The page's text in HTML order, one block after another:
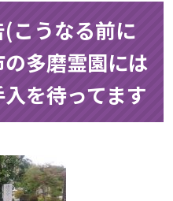
こうなる前に
多磨霊園には
を待ってます